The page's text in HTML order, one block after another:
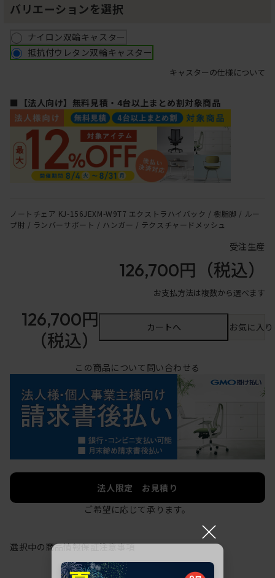
バリエーションを選択
ナイロン双輪キャスター
抵抗付ウレタン双輪キャスター
キャスターの仕様について
■【法人向け】無料見積・4台以上まとめ割対象商品
ノートチェア KJ-156JEXM-W9T7 エクストラハイバック / 樹脂脚 / ルー
プ肘 / ランバーサポート / ハンガー / テクスチャードメッシュ
受注生産
126,700円 （税込）
お支払方法は複数から選べます
126,700円
（税込）
カートへ お気に入
この商品について問い合わせる
法人限定 お見積り
ご希望に応じて承ります。
選択中の商品情報保証注意事項
×